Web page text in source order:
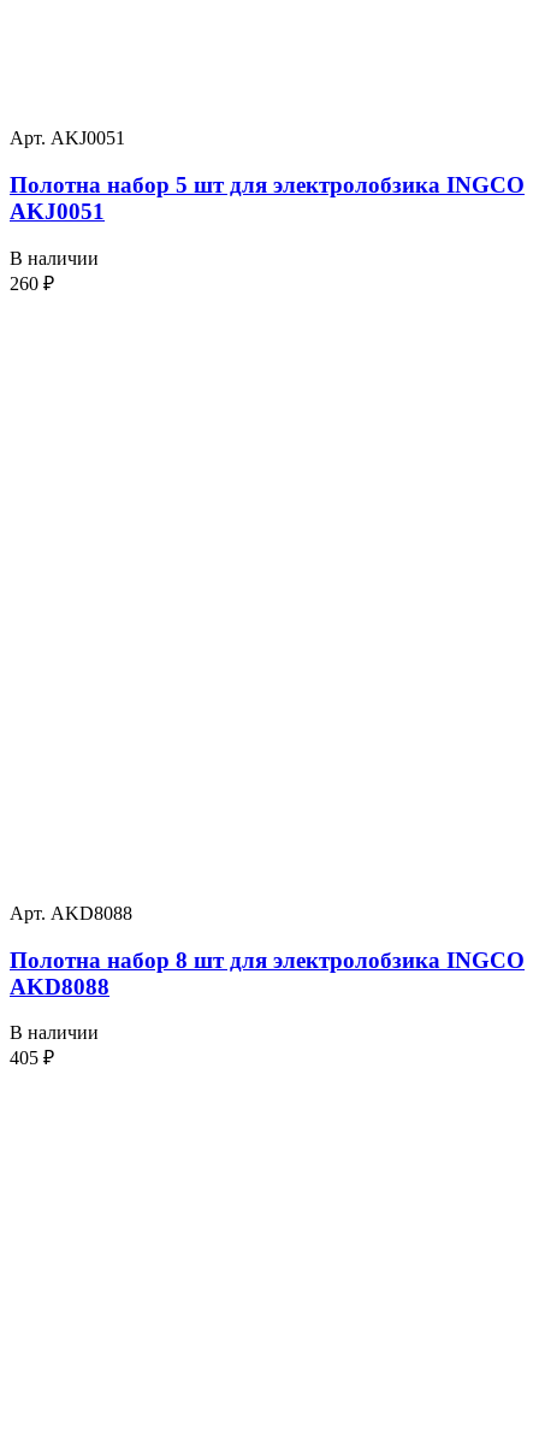
Арт. AKJ0051
Полотна набор 5 шт для электролобзика INGCO
AKJ0051
В наличии
260 ₽
Арт. AKD8088
Полотна набор 8 шт для электролобзика INGCO
AKD8088
В наличии
405 ₽